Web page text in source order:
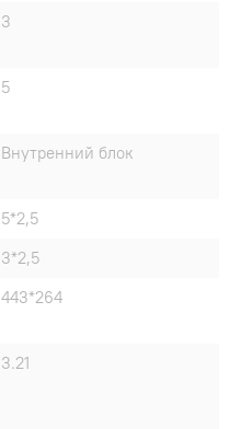
3
5
Внутренний блок
5*2,5
3*2,5
443*264
3.21